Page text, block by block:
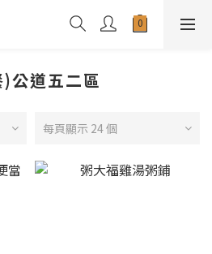
公道五二區
每頁顯示 24 個